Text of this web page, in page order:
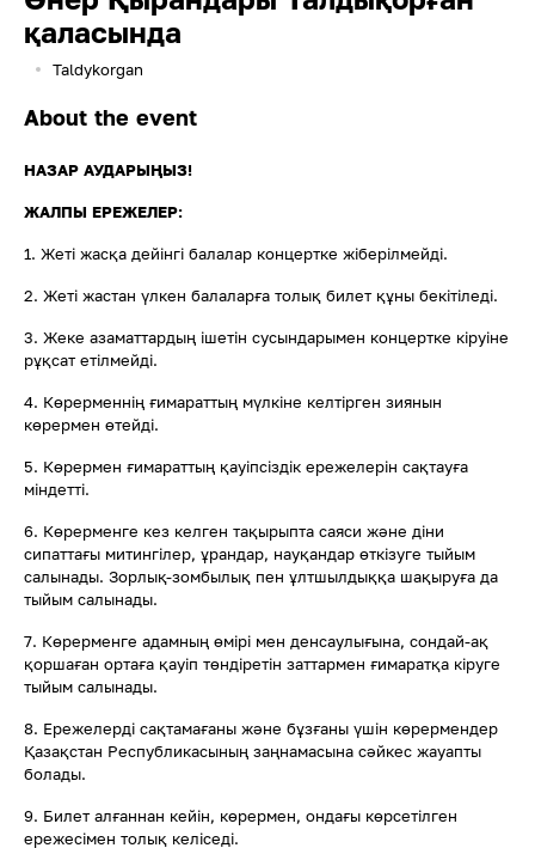
қаласында
Taldykorgan
About the event
НАЗАР АУДАРЫҢЫЗ!
ЖАЛПЫ ЕРЕЖЕЛЕР:
1. Жеті жасқа дейінгі балалар концертке жіберілмейді.
2. Жеті жастан үлкен балаларға толық билет құны бекітіледі.
3. Жеке азаматтардың ішетін сусындарымен концертке кіруіне
рұқсат етілмейді.
4. Көрерменнің ғимараттың мүлкіне келтірген зиянын
көрермен өтейді.
5. Көрермен ғимараттың қауіпсіздік ережелерін сақтауға
міндетті.
6. Көрерменге кез келген тақырыпта саяси және діни
сипаттағы митингілер, ұрандар, науқандар өткізуге тыйым
салынады. Зорлық-зомбылық пен ұлтшылдыққа шақыруға да
тыйым салынады.
7. Көрерменге адамның өмірі мен денсаулығына, сондай-ақ
қоршаған ортаға қауіп төндіретін заттармен ғимаратқа кіруге
тыйым салынады.
8. Ережелерді сақтамағаны және бұзғаны үшін көрермендер
Қазақстан Республикасының заңнамасына сәйкес жауапты
болады.
9. Билет алғаннан кейін, көрермен, ондағы көрсетілген
ережесімен толық келіседі.